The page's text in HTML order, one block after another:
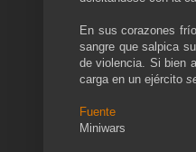
En sus corazones
sangre que salpica
de violencia. Si bien
carga en un ejército
Fuente
Miniwars